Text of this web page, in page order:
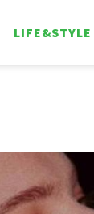
LIFE&STYLE